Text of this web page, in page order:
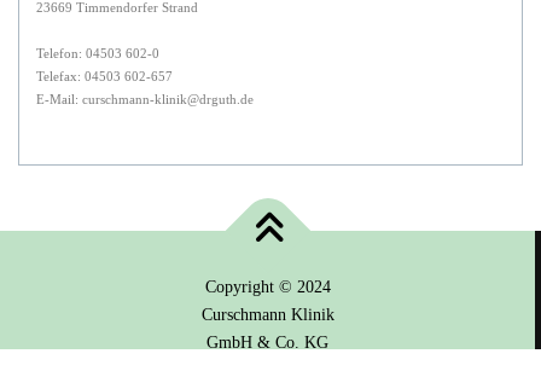
23669 Timmendorfer Strand
Telefon: 04503 602-0
Telefax: 04503 602-657
E-Mail: curschmann-klinik@drguth.de
Copyright © 2024
Curschmann Klinik
GmbH & Co. KG